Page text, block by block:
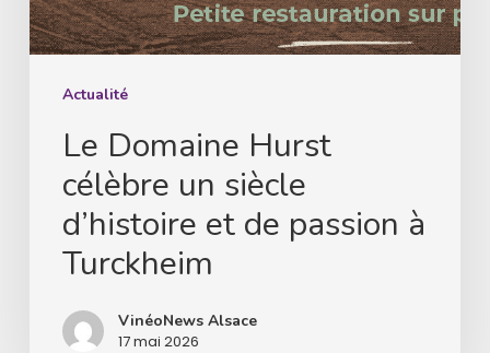
Actualité
Turckheim
Le Domaine Hurst
célèbre un siècle
d’histoire et de passion à
Turckheim
VinéoNews Alsace
17 mai 2026